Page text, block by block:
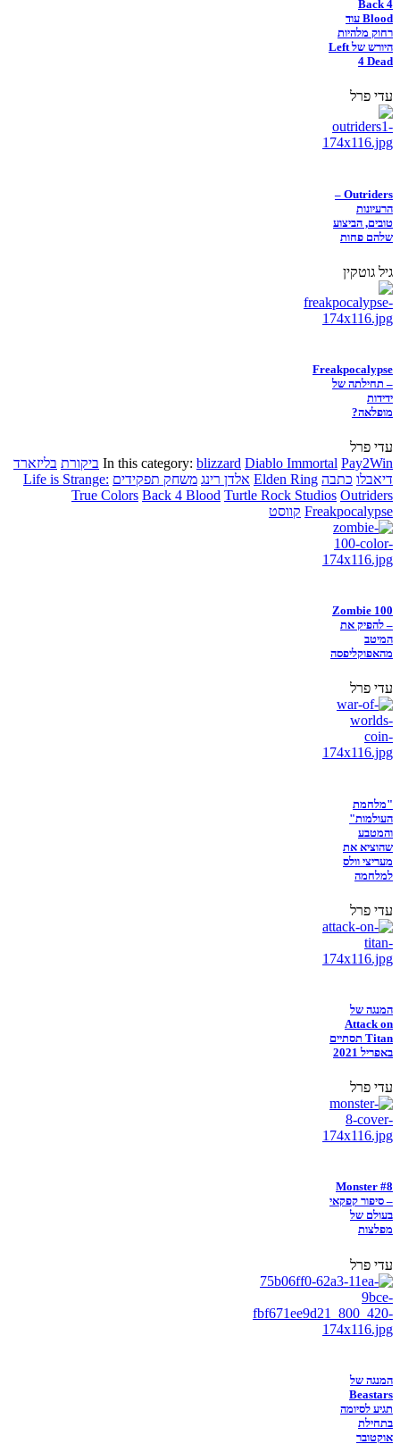
Back 4
Blood עוד
רחוק מלהיות
היורש של Left
4 Dead
עדי פרל
Outriders –
הרעיונות
טובים, הביצוע
שלהם פחות
גיל גוטקין
Freakpocalypse
– תחילתה של
ידידות
מופלאה?
עדי פרל
In this category: blizzard Diablo Immortal Pay2Win ביקורת בליזארד
דיאבלו כתבה Elden Ring אלדן רינג משחק תפקידים Life is Strange:
True Colors Back 4 Blood Turtle Rock Studios Outriders
Freakpocalypse קווסט
Zombie 100
– להפיק את
המיטב
מהאפוקליפסה
עדי פרל
"מלחמת
העולמות"
והמטבע
שהוציא את
מעריצי וולס
למלחמה
עדי פרל
המנגה של
Attack on
Titan תסתיים
באפריל 2021
עדי פרל
Monster #8
– סיפור קפקאי
בעולם של
מפלצות
עדי פרל
המנגה של
Beastars
תגיע לסיומה
בתחילת
אוקטובר